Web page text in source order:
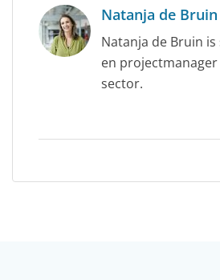
Natanja de Bruin
Natanja de Bruin
en
sector.